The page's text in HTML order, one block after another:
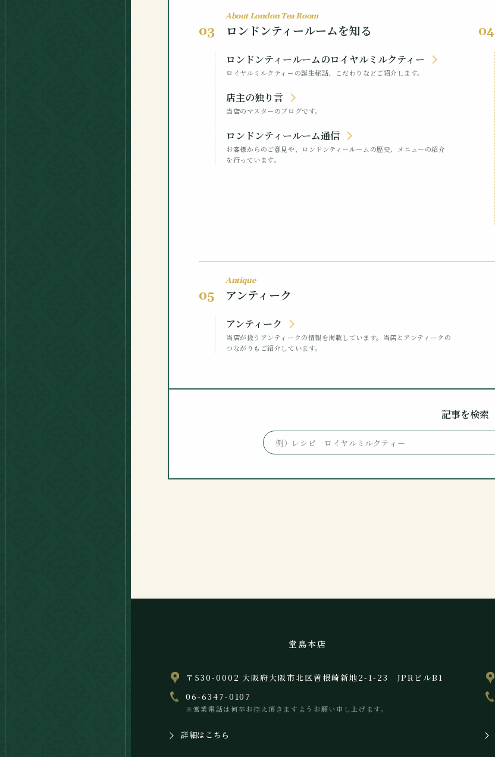
About London Tea Room
03 ロンドンティールームを知る
ロンドンティールームのロイヤルミルクティー
ロイヤルミルクティーの誕生秘話、こだわりなどご紹介します。
店主の独り言
当店のマスターのブログです。
ロンドンティールーム通信
お客様からのご意見や、ロンドンティールームの歴史、メニューの紹介
を行っています。
04
Antique
05 アンティーク
アンティーク
当店が扱うアンティークの情報を掲載しています。当店とアンティークの
つながりもご紹介しています。
記事を検索
堂島本店
〒530-0002 大阪府大阪市北区曽根崎新地2-1-23 JPRビルB1
06-6347-0107
※営業電話は何卒お控え頂きますようお願い申し上げます。
詳細はこちら